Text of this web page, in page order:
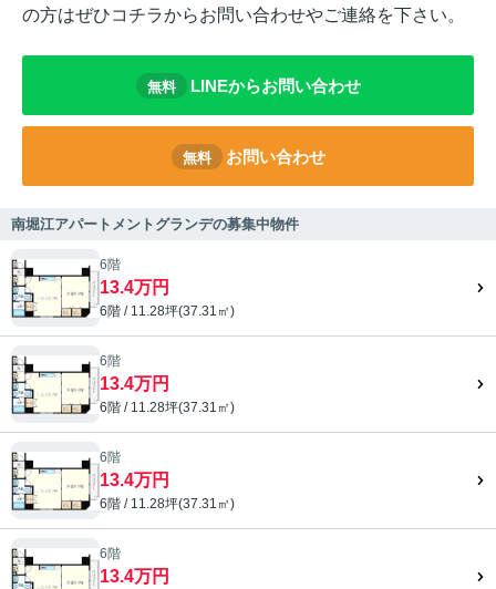
の方はぜひコチラからお問い合わせやご連絡を下さい。
無料 LINEからお問い合わせ
無料 お問い合わせ
南堀江アパートメントグランデの募集中物件
6階
13.4万円
6階 / 11.28坪(37.31㎡)
6階
13.4万円
6階 / 11.28坪(37.31㎡)
6階
13.4万円
6階 / 11.28坪(37.31㎡)
6階
13.4万円